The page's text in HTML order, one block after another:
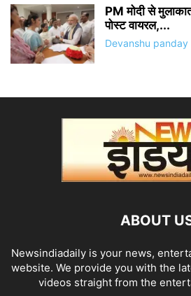
PM मोदी से
पोस्ट वायरल,...
Devanshu panday
ABOUT
Newsindiadaily is your news,
website. We provide you with the
videos straight from the